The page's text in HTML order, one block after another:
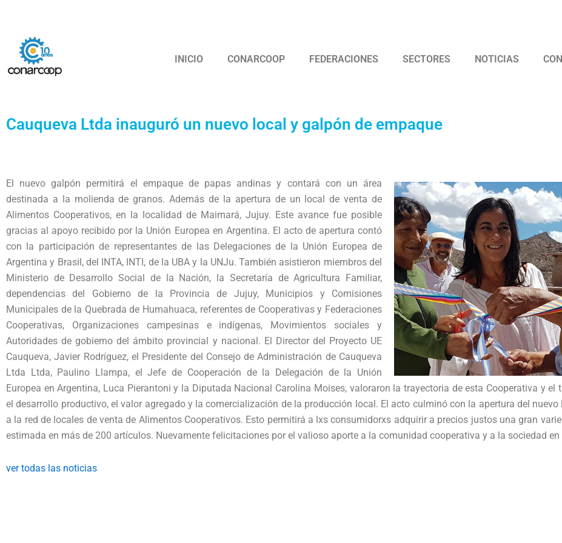
contenido
INICIO CONARCOOP FEDERACIONES SECTORES NOTICIAS
Cauqueva Ltda inauguró un nuevo local y galpón de empaque
El nuevo galpón permitirá el empaque de papas andinas y contará con un área
destinada a la molienda de granos. Además de la apertura de un local de venta de
Alimentos Cooperativos, en la localidad de Maimará, Jujuy. Este avance fue posible
gracias al apoyo recibido por la Unión Europea en Argentina. El acto de apertura contó
con la participación de representantes de las Delegaciones de la Unión Europea de
Argentina y Brasil, del INTA, INTI, de la UBA y la UNJu. También asistieron miembros del
Ministerio de Desarrollo Social de la Nación, la Secretaría de Agricultura Familiar,
dependencias del Gobierno de la Provincia de Jujuy, Municipios y Comisiones
Municipales de la Quebrada de Humahuaca, referentes de Cooperativas y Federaciones
Cooperativas, Organizaciones campesinas e indígenas, Movimientos sociales y
Autoridades de gobierno del ámbito provincial y nacional. El Director del Proyecto UE
Cauqueva, Javier Rodríguez, el Presidente del Consejo de Administración de Cauqueva
Ltda Ltda, Paulino Llampa, el Jefe de Cooperación de la Delegación de la Unión
Europea en Argentina, Luca Pierantoni y la Diputada Nacional Carolina Moises, valoraron la trayectoria de esta Cooperativa y el
el desarrollo productivo, el valor agregado y la comercialización de la producción local. El acto culminó con la apertura del nuevo
a la red de locales de venta de Alimentos Cooperativos. Esto permitirá a lxs consumidorxs adquirir a precios justos una gran
estimada en más de 200 artículos. Nuevamente felicitaciones por el valioso aporte a la comunidad cooperativa y a la sociedad
ver todas las noticias